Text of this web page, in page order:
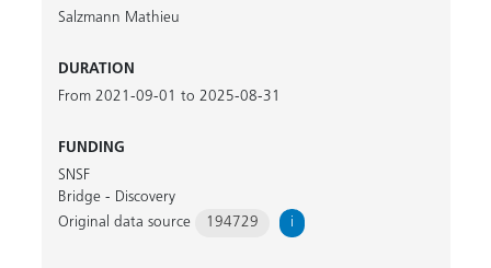
Salzmann Mathieu
DURATION
From 2021-09-01 to 2025-08-31
FUNDING
SNSF
Bridge - Discovery
Original data source
194729 i